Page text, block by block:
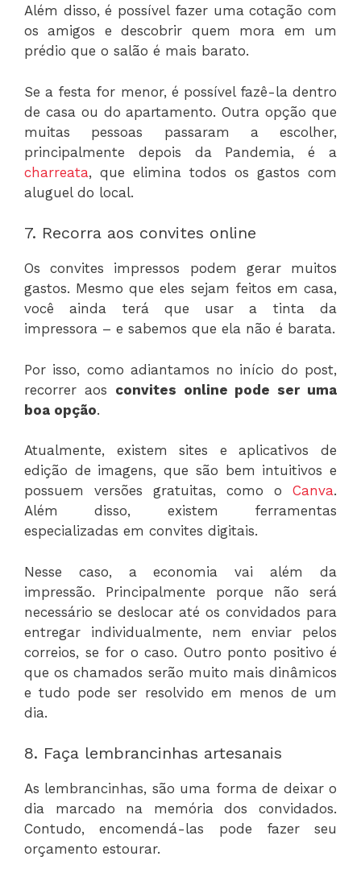
Além disso, é possível fazer uma cotação com
os amigos e descobrir quem mora em um
prédio que o salão é mais barato.
Se a festa for menor, é possível fazê-la dentro
de casa ou do apartamento. Outra opção que
muitas pessoas passaram a escolher,
principalmente depois da Pandemia, é a
charreata, que elimina todos os gastos com
aluguel do local.
7. Recorra aos convites online
Os convites impressos podem gerar muitos
gastos. Mesmo que eles sejam feitos em casa,
você ainda terá que usar a tinta da
impressora – e sabemos que ela não é barata.
Por isso, como adiantamos no início do post,
recorrer aos convites online pode ser uma
boa opção.
Atualmente, existem sites e aplicativos de
edição de imagens, que são bem intuitivos e
possuem versões gratuitas, como o Canva.
Além disso, existem ferramentas
especializadas em convites digitais.
Nesse caso, a economia vai além da
impressão. Principalmente porque não será
necessário se deslocar até os convidados para
entregar individualmente, nem enviar pelos
correios, se for o caso. Outro ponto positivo é
que os chamados serão muito mais dinâmicos
e tudo pode ser resolvido em menos de um
dia.
8. Faça lembrancinhas artesanais
As lembrancinhas, são uma forma de deixar o
dia marcado na memória dos convidados.
Contudo, encomendá-las pode fazer seu
orçamento estourar.